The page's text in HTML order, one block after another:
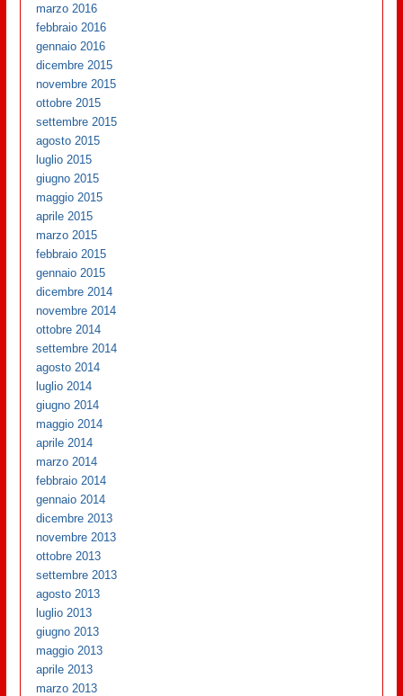
marzo 2016
febbraio 2016
gennaio 2016
dicembre 2015
novembre 2015
ottobre 2015
settembre 2015
agosto 2015
luglio 2015
giugno 2015
maggio 2015
aprile 2015
marzo 2015
febbraio 2015
gennaio 2015
dicembre 2014
novembre 2014
ottobre 2014
settembre 2014
agosto 2014
luglio 2014
giugno 2014
maggio 2014
aprile 2014
marzo 2014
febbraio 2014
gennaio 2014
dicembre 2013
novembre 2013
ottobre 2013
settembre 2013
agosto 2013
luglio 2013
giugno 2013
maggio 2013
aprile 2013
marzo 2013